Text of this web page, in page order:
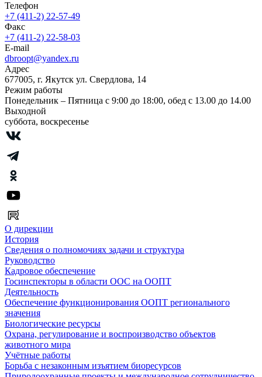
Телефон
+7 (411-2) 22-57-49
Факс
+7 (411-2) 22-58-03
E-mail
dbroopt@yandex.ru
Адрес
677005, г. Якутск ул. Свердлова, 14
Режим работы
Понедельник – Пятница с 9:00 до 18:00, обед с 13.00 до 14.00
Выходной
суббота, воскресенье
О дирекции
История
Сведения о полномочиях задачи и структура
Руководство
Кадровое обеспечение
Госинспекторы в области ООС на ООПТ
Деятельность
Обеспечение функционирования ООПТ регионального
значения
Биологические ресурсы
Охрана, регулирование и воспроизводство объектов
животного мира
Учётные работы
Борьба с незаконным изъятием биоресурсов